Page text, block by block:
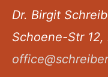
Dr. Birgit
Schoene-Str 12,